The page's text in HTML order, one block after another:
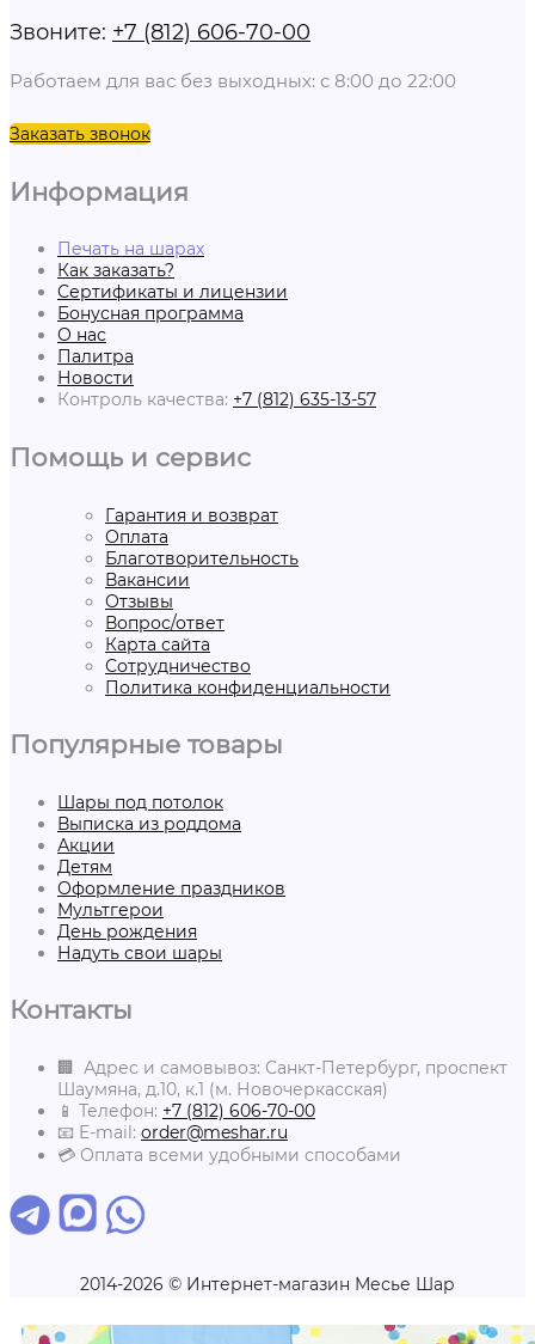
Звоните: +7 (812) 606-70-00
Работаем для вас без выходных: с 8:00 до 22:00
Заказать звонок
Информация
Печать на шарах
Как заказать?
Сертификаты и лицензии
Бонусная программа
О нас
Палитра
Новости
Контроль качества: +7 (812) 635-13-57
Помощь и сервис
Гарантия и возврат
Оплата
Благотворительность
Вакансии
Отзывы
Вопрос/ответ
Карта сайта
Сотрудничество
Политика конфиденциальности
Популярные товары
Шары под потолок
Выписка из роддома
Акции
Детям
Оформление праздников
Мультгерои
День рождения
Надуть свои шары
Контакты
🏢 Адрес и самовывоз: Санкт-Петербург, проспект
Шаумяна, д.10, к.1 (м. Новочеркасская)
📱 Телефон: +7 (812) 606-70-00
📧 E-mail: order@meshar.ru
💳 Оплата всеми удобными способами
2014-2026 © Интернет-магазин Месье Шар